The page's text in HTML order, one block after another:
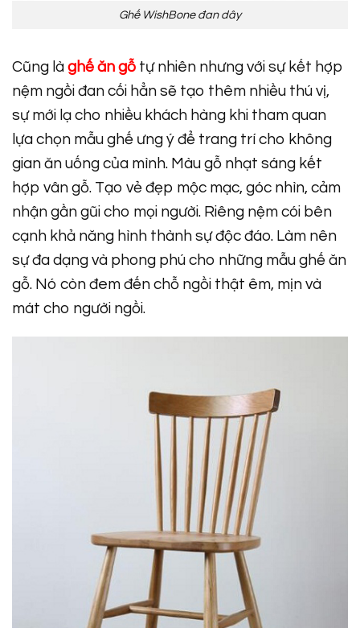
Ghế WishBone đan dây
Cũng là ghế ăn gỗ tự nhiên nhưng với sự kết hợp
nệm ngồi đan cối hẳn sẽ tạo thêm nhiều thú vị,
sự mới lạ cho nhiều khách hàng khi tham quan
lựa chọn mẫu ghế ưng ý để trang trí cho không
gian ăn uống của mình. Màu gỗ nhạt sáng kết
hợp vân gỗ. Tạo vẻ đẹp mộc mạc, góc nhìn, cảm
nhận gần gũi cho mọi người. Riêng nệm cói bên
cạnh khả năng hình thành sự độc đáo. Làm nên
sự đa dạng và phong phú cho những mẫu ghế ăn
gỗ. Nó còn đem đến chỗ ngồi thật êm, mịn và
mát cho người ngồi.